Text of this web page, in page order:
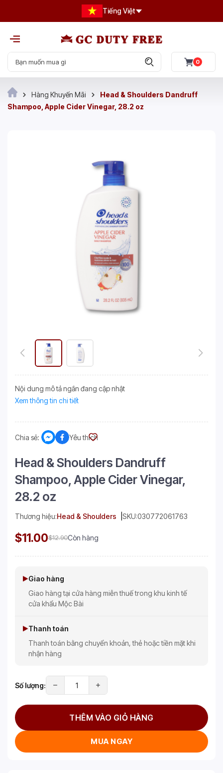
Tiếng Việt
0
Hàng Khuyến Mãi
Head & Shoulders Dandruff
Shampoo, Apple Cider Vinegar, 28.2 oz
Nội dung mô tả ngắn đang cập nhật
Xem thông tin chi tiết
Chia sẻ: Yêu thích
Head & Shoulders Dandruff
Shampoo, Apple Cider Vinegar,
28.2 oz
Thương hiệu:Head & Shoulders SKU:030772061763
$11.00$12.90Còn hàng
Giao hàng
Giao hàng tại cửa hàng miễn thuế trong khu kinh tế
cửa khẩu Mộc Bài
Thanh toán
Thanh toán bằng chuyển khoản, thẻ hoặc tiền mặt khi
nhận hàng
Số lượng:
THÊM VÀO GIỎ HÀNG
MUA NGAY